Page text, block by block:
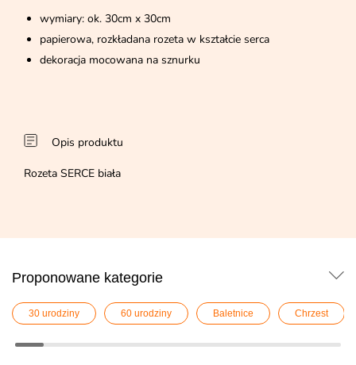
wymiary: ok. 30cm x 30cm
papierowa, rozkładana rozeta w kształcie serca
dekoracja mocowana na sznurku
Opis produktu
Rozeta SERCE biała
Proponowane kategorie
30 urodziny 60 urodziny Baletnice Chrzest